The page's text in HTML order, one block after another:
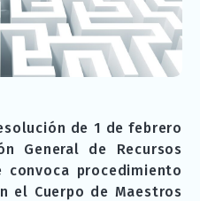
de 1 de febrero
General de Recursos
procedimiento
el Cuerpo de Maestros